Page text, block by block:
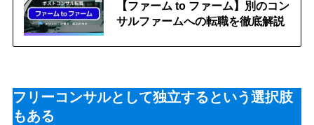
【ファーム to ファーム】別のコン
サルファームへの転職を徹底解説
フリーコンサルとして独立するという選択肢
もある